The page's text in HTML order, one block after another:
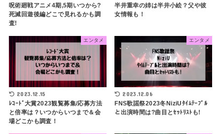
呪術廻戦アニメ4期,5期いつから?
死滅回遊後編どこで見れるかも調
査!
半井重幸の姉は半井小絵？父や彼
女情報も！
エンタメ
2023.12.15
ﾚｺｰﾄﾞ大賞2023観覧募集/応募方法
と倍率は？いつからいつまで＆会
場どこかも調査！
エンタメ
2023.12.06
FNS歌謡祭2023冬NiziUﾀｲﾑﾃｰﾌﾞﾙ
と出演時間は?曲目とｾｯﾄﾘｽﾄも!